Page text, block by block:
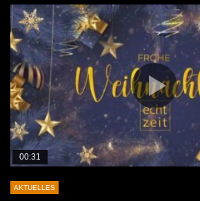
00:31
AKTUELLES